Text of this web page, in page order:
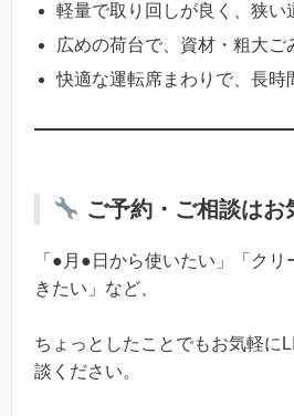
軽量で取り回しが良く、狭い
広めの荷台で、資材・粗大ご
快適な運転席まわりで、長時
ご予約・ご相談はお
「●月●日から使いたい」「ク
きたい」など、
ちょっとしたことでもお気軽に
談ください。